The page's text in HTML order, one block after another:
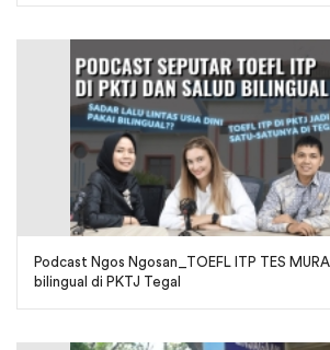
Podcast Ngos Ngosan_TOEFL ITP TES
bilingual di PKTJ Tegal